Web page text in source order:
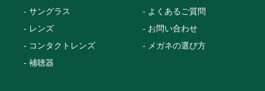
サングラス
レンズ
コンタクトレンズ
補聴器
よくあるご質問
お問い合わせ
メガネの選び方